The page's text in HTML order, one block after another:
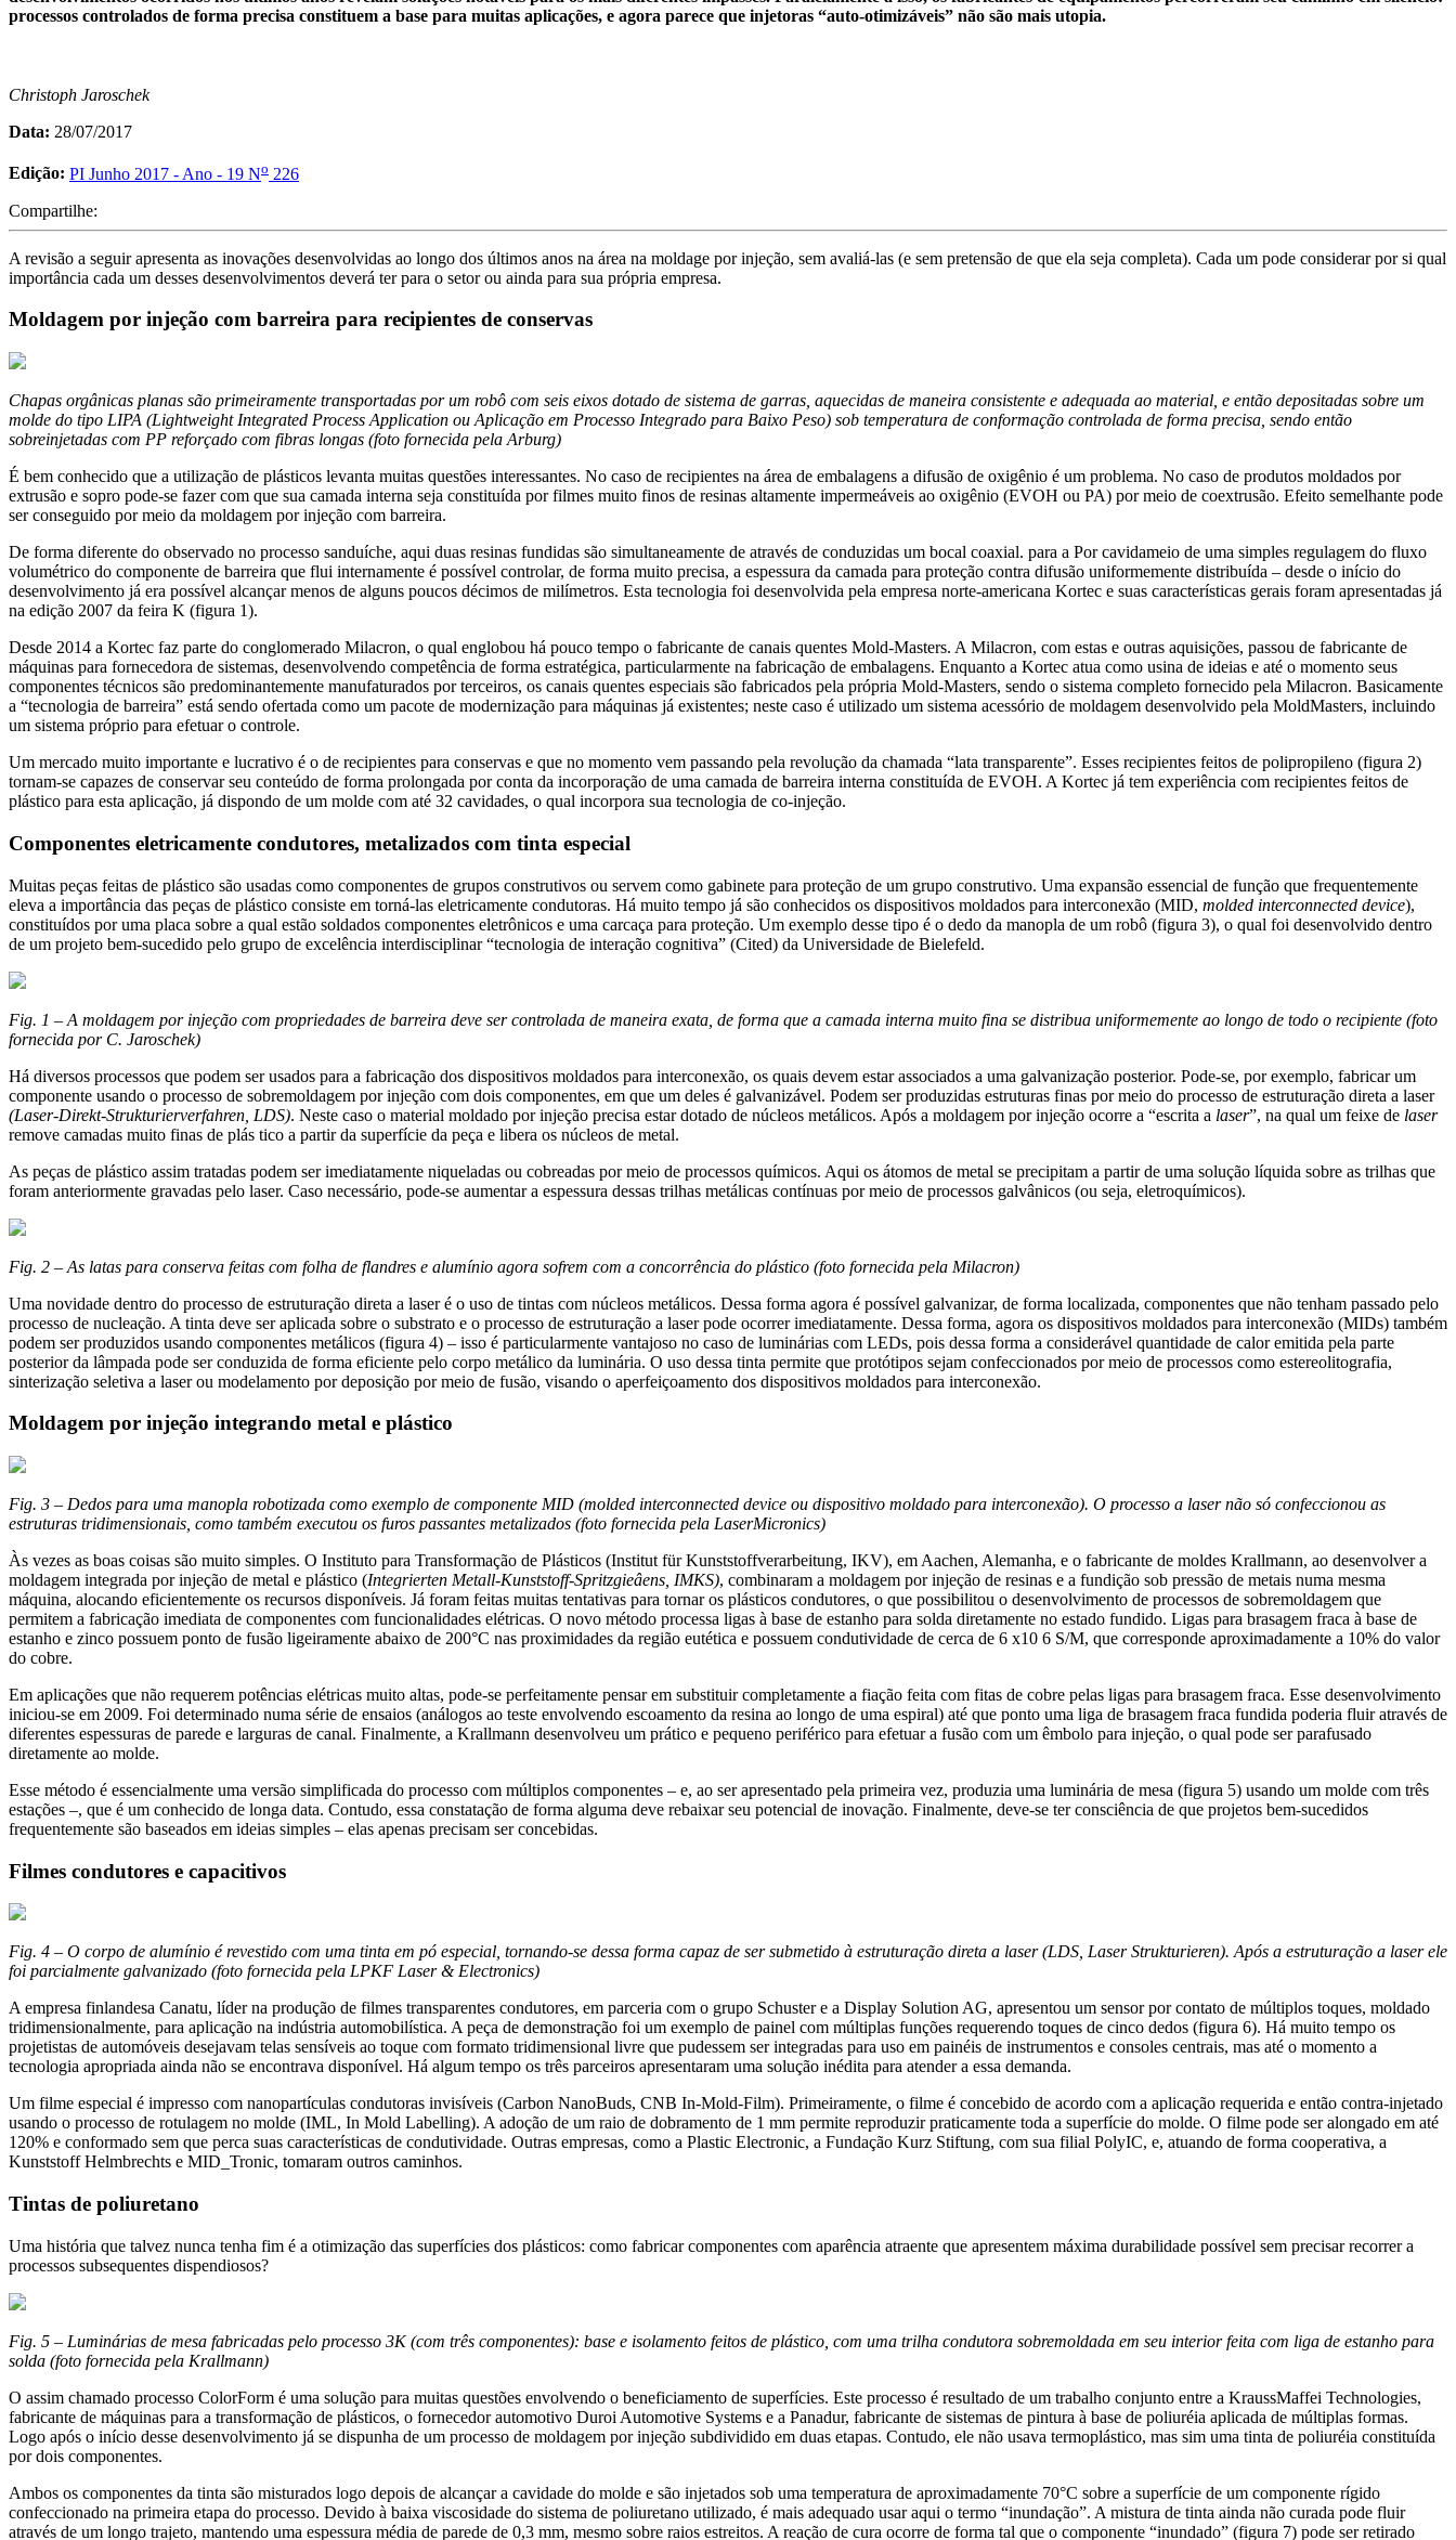
processos controlados de forma precisa constituem a base para muitas aplicações, e agora parece que injetoras “auto-otimizáveis” não são mais utopia.
Christoph Jaroschek
Data: 28/07/2017
Edição: PI Junho 2017 - Ano - 19 No 226
Compartilhe:
A revisão a seguir apresenta as inovações desenvolvidas ao longo dos últimos anos na área na moldage por injeção, sem avaliá-las (e sem pretensão de que ela seja completa). Cada um pode considerar por si qual
importância cada um desses desenvolvimentos deverá ter para o setor ou ainda para sua própria empresa.
Moldagem por injeção com barreira para recipientes de conservas
Chapas orgânicas planas são primeiramente transportadas por um robô com seis eixos dotado de sistema de garras, aquecidas de maneira consistente e adequada ao material, e então depositadas sobre um
molde do tipo LIPA (Lightweight Integrated Process Application ou Aplicação em Processo Integrado para Baixo Peso) sob temperatura de conformação controlada de forma precisa, sendo então
sobreinjetadas com PP reforçado com fibras longas (foto fornecida pela Arburg)
É bem conhecido que a utilização de plásticos levanta muitas questões interessantes. No caso de recipientes na área de embalagens a difusão de oxigênio é um problema. No caso de produtos moldados por
extrusão e sopro pode-se fazer com que sua camada interna seja constituída por filmes muito finos de resinas altamente impermeáveis ao oxigênio (EVOH ou PA) por meio de coextrusão. Efeito semelhante pode
ser conseguido por meio da moldagem por injeção com barreira.
De forma diferente do observado no processo sanduíche, aqui duas resinas fundidas são simultaneamente de através de conduzidas um bocal coaxial. para a Por cavidameio de uma simples regulagem do fluxo
volumétrico do componente de barreira que flui internamente é possível controlar, de forma muito precisa, a espessura da camada para proteção contra difusão uniformemente distribuída – desde o início do
desenvolvimento já era possível alcançar menos de alguns poucos décimos de milímetros. Esta tecnologia foi desenvolvida pela empresa norte-americana Kortec e suas características gerais foram apresentadas já
na edição 2007 da feira K (figura 1).
Desde 2014 a Kortec faz parte do conglomerado Milacron, o qual englobou há pouco tempo o fabricante de canais quentes Mold-Masters. A Milacron, com estas e outras aquisições, passou de fabricante de
máquinas para fornecedora de sistemas, desenvolvendo competência de forma estratégica, particularmente na fabricação de embalagens. Enquanto a Kortec atua como usina de ideias e até o momento seus
componentes técnicos são predominantemente manufaturados por terceiros, os canais quentes especiais são fabricados pela própria Mold-Masters, sendo o sistema completo fornecido pela Milacron. Basicamente
a “tecnologia de barreira” está sendo ofertada como um pacote de modernização para máquinas já existentes; neste caso é utilizado um sistema acessório de moldagem desenvolvido pela MoldMasters, incluindo
um sistema próprio para efetuar o controle.
Um mercado muito importante e lucrativo é o de recipientes para conservas e que no momento vem passando pela revolução da chamada “lata transparente”. Esses recipientes feitos de polipropileno (figura 2)
tornam-se capazes de conservar seu conteúdo de forma prolongada por conta da incorporação de uma camada de barreira interna constituída de EVOH. A Kortec já tem experiência com recipientes feitos de
plástico para esta aplicação, já dispondo de um molde com até 32 cavidades, o qual incorpora sua tecnologia de co-injeção.
Componentes eletricamente condutores, metalizados com tinta especial
Muitas peças feitas de plástico são usadas como componentes de grupos construtivos ou servem como gabinete para proteção de um grupo construtivo. Uma expansão essencial de função que frequentemente
eleva a importância das peças de plástico consiste em torná-las eletricamente condutoras. Há muito tempo já são conhecidos os dispositivos moldados para interconexão (MID, molded interconnected device),
constituídos por uma placa sobre a qual estão soldados componentes eletrônicos e uma carcaça para proteção. Um exemplo desse tipo é o dedo da manopla de um robô (figura 3), o qual foi desenvolvido dentro
de um projeto bem-sucedido pelo grupo de excelência interdisciplinar “tecnologia de interação cognitiva” (Cited) da Universidade de Bielefeld.
Fig. 1 – A moldagem por injeção com propriedades de barreira deve ser controlada de maneira exata, de forma que a camada interna muito fina se distribua uniformemente ao longo de todo o recipiente (foto
fornecida por C. Jaroschek)
Há diversos processos que podem ser usados para a fabricação dos dispositivos moldados para interconexão, os quais devem estar associados a uma galvanização posterior. Pode-se, por exemplo, fabricar um
componente usando o processo de sobremoldagem por injeção com dois componentes, em que um deles é galvanizável. Podem ser produzidas estruturas finas por meio do processo de estruturação direta a laser
(Laser-Direkt-Strukturierverfahren, LDS). Neste caso o material moldado por injeção precisa estar dotado de núcleos metálicos. Após a moldagem por injeção ocorre a “escrita a laser”, na qual um feixe de laser
remove camadas muito finas de plás tico a partir da superfície da peça e libera os núcleos de metal.
As peças de plástico assim tratadas podem ser imediatamente niqueladas ou cobreadas por meio de processos químicos. Aqui os átomos de metal se precipitam a partir de uma solução líquida sobre as trilhas que
foram anteriormente gravadas pelo laser. Caso necessário, pode-se aumentar a espessura dessas trilhas metálicas contínuas por meio de processos galvânicos (ou seja, eletroquímicos).
Fig. 2 – As latas para conserva feitas com folha de flandres e alumínio agora sofrem com a concorrência do plástico (foto fornecida pela Milacron)
Uma novidade dentro do processo de estruturação direta a laser é o uso de tintas com núcleos metálicos. Dessa forma agora é possível galvanizar, de forma localizada, componentes que não tenham passado pelo
processo de nucleação. A tinta deve ser aplicada sobre o substrato e o processo de estruturação a laser pode ocorrer imediatamente. Dessa forma, agora os dispositivos moldados para interconexão (MIDs) também
podem ser produzidos usando componentes metálicos (figura 4) – isso é particularmente vantajoso no caso de luminárias com LEDs, pois dessa forma a considerável quantidade de calor emitida pela parte
posterior da lâmpada pode ser conduzida de forma eficiente pelo corpo metálico da luminária. O uso dessa tinta permite que protótipos sejam confeccionados por meio de processos como estereolitografia,
sinterização seletiva a laser ou modelamento por deposição por meio de fusão, visando o aperfeiçoamento dos dispositivos moldados para interconexão.
Moldagem por injeção integrando metal e plástico
Fig. 3 – Dedos para uma manopla robotizada como exemplo de componente MID (molded interconnected device ou dispositivo moldado para interconexão). O processo a laser não só confeccionou as
estruturas tridimensionais, como também executou os furos passantes metalizados (foto fornecida pela LaserMicronics)
Às vezes as boas coisas são muito simples. O Instituto para Transformação de Plásticos (Institut für Kunststoffverarbeitung, IKV), em Aachen, Alemanha, e o fabricante de moldes Krallmann, ao desenvolver a
moldagem integrada por injeção de metal e plástico (Integrierten Metall-Kunststoff-Spritzgieâens, IMKS), combinaram a moldagem por injeção de resinas e a fundição sob pressão de metais numa mesma
máquina, alocando eficientemente os recursos disponíveis. Já foram feitas muitas tentativas para tornar os plásticos condutores, o que possibilitou o desenvolvimento de processos de sobremoldagem que
permitem a fabricação imediata de componentes com funcionalidades elétricas. O novo método processa ligas à base de estanho para solda diretamente no estado fundido. Ligas para brasagem fraca à base de
estanho e zinco possuem ponto de fusão ligeiramente abaixo de 200°C nas proximidades da região eutética e possuem condutividade de cerca de 6 x10 6 S/M, que corresponde aproximadamente a 10% do valor
do cobre.
Em aplicações que não requerem potências elétricas muito altas, pode-se perfeitamente pensar em substituir completamente a fiação feita com fitas de cobre pelas ligas para brasagem fraca. Esse desenvolvimento
iniciou-se em 2009. Foi determinado numa série de ensaios (análogos ao teste envolvendo escoamento da resina ao longo de uma espiral) até que ponto uma liga de brasagem fraca fundida poderia fluir através de
diferentes espessuras de parede e larguras de canal. Finalmente, a Krallmann desenvolveu um prático e pequeno periférico para efetuar a fusão com um êmbolo para injeção, o qual pode ser parafusado
diretamente ao molde.
Esse método é essencialmente uma versão simplificada do processo com múltiplos componentes – e, ao ser apresentado pela primeira vez, produzia uma luminária de mesa (figura 5) usando um molde com três
estações –, que é um conhecido de longa data. Contudo, essa constatação de forma alguma deve rebaixar seu potencial de inovação. Finalmente, deve-se ter consciência de que projetos bem-sucedidos
frequentemente são baseados em ideias simples – elas apenas precisam ser concebidas.
Filmes condutores e capacitivos
Fig. 4 – O corpo de alumínio é revestido com uma tinta em pó especial, tornando-se dessa forma capaz de ser submetido à estruturação direta a laser (LDS, Laser Strukturieren). Após a estruturação a laser ele
foi parcialmente galvanizado (foto fornecida pela LPKF Laser & Electronics)
A empresa finlandesa Canatu, líder na produção de filmes transparentes condutores, em parceria com o grupo Schuster e a Display Solution AG, apresentou um sensor por contato de múltiplos toques, moldado
tridimensionalmente, para aplicação na indústria automobilística. A peça de demonstração foi um exemplo de painel com múltiplas funções requerendo toques de cinco dedos (figura 6). Há muito tempo os
projetistas de automóveis desejavam telas sensíveis ao toque com formato tridimensional livre que pudessem ser integradas para uso em painéis de instrumentos e consoles centrais, mas até o momento a
tecnologia apropriada ainda não se encontrava disponível. Há algum tempo os três parceiros apresentaram uma solução inédita para atender a essa demanda.
Um filme especial é impresso com nanopartículas condutoras invisíveis (Carbon NanoBuds, CNB In-Mold-Film). Primeiramente, o filme é concebido de acordo com a aplicação requerida e então contra-injetado
usando o processo de rotulagem no molde (IML, In Mold Labelling). A adoção de um raio de dobramento de 1 mm permite reproduzir praticamente toda a superfície do molde. O filme pode ser alongado em até
120% e conformado sem que perca suas características de condutividade. Outras empresas, como a Plastic Electronic, a Fundação Kurz Stiftung, com sua filial PolyIC, e, atuando de forma cooperativa, a
Kunststoff Helmbrechts e MID_Tronic, tomaram outros caminhos.
Tintas de poliuretano
Uma história que talvez nunca tenha fim é a otimização das superfícies dos plásticos: como fabricar componentes com aparência atraente que apresentem máxima durabilidade possível sem precisar recorrer a
processos subsequentes dispendiosos?
Fig. 5 – Luminárias de mesa fabricadas pelo processo 3K (com três componentes): base e isolamento feitos de plástico, com uma trilha condutora sobremoldada em seu interior feita com liga de estanho para
solda (foto fornecida pela Krallmann)
O assim chamado processo ColorForm é uma solução para muitas questões envolvendo o beneficiamento de superfícies. Este processo é resultado de um trabalho conjunto entre a KraussMaffei Technologies,
fabricante de máquinas para a transformação de plásticos, o fornecedor automotivo Duroi Automotive Systems e a Panadur, fabricante de sistemas de pintura à base de poliuréia aplicada de múltiplas formas.
Logo após o início desse desenvolvimento já se dispunha de um processo de moldagem por injeção subdividido em duas etapas. Contudo, ele não usava termoplástico, mas sim uma tinta de poliuréia constituída
por dois componentes.
Ambos os componentes da tinta são misturados logo depois de alcançar a cavidade do molde e são injetados sob uma temperatura de aproximadamente 70°C sobre a superfície de um componente rígido
confeccionado na primeira etapa do processo. Devido à baixa viscosidade do sistema de poliuretano utilizado, é mais adequado usar aqui o termo “inundação”. A mistura de tinta ainda não curada pode fluir
através de um longo trajeto, mantendo uma espessura média de parede de 0,3 mm, mesmo sobre raios estreitos. A reação de cura ocorre de forma tal que o componente “inundado” (figura 7) pode ser retirado